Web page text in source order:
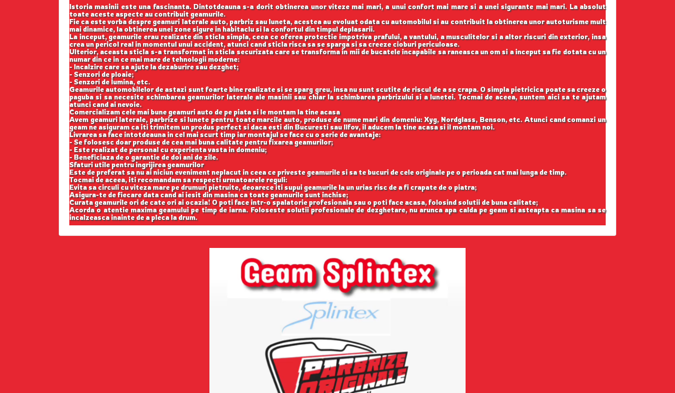
Istoria masinii este una fascinanta. Dintotdeauna s-a dorit obtinerea unor viteze mai mari, a unui confort mai mare si a unei sigurante mai mari. La absolut
toate aceste aspecte au contribuit geamurile.
Fie ca este vorba despre geamuri laterale auto, parbriz sau luneta, acestea au evoluat odata cu automobilul si au contribuit la obtinerea unor autoturisme mult
mai dinamice, la obtinerea unei zone sigure in habitaclu si la confortul din timpul deplasarii.
La inceput, geamurile erau realizate din sticla simpla, ceea ce oferea protectie impotriva prafului, a vantului, a musculitelor si a altor riscuri din exterior, insa
crea un pericol real in momentul unui accident, atunci cand sticla risca sa se sparga si sa creeze cioburi periculoase.
Ulterior, aceasta sticla s-a transformat in sticla securizata care se transforma in mii de bucatele incapabile sa raneasca un om si a inceput sa fie dotata cu un
numar din ce in ce mai mare de tehnologii moderne:
- Incalzire care sa ajute la dezaburire sau dezghet;
- Senzori de ploaie;
- Senzori de lumina, etc.
Geamurile automobilelor de astazi sunt foarte bine realizate si se sparg greu, insa nu sunt scutite de riscul de a se crapa. O simpla pietricica poate sa creeze o
paguba si sa necesite schimbarea geamurilor laterale ale masinii sau chiar la schimbarea parbrizului si a lunetei. Tocmai de aceea, suntem aici sa te ajutam
atunci cand ai nevoie.
Comercializam cele mai bune geamuri auto de pe piata si le montam la tine acasa
Avem geamuri laterale, parbrize si lunete pentru toate marcile auto, produse de nume mari din domeniu: Xyg, Nordglass, Benson, etc. Atunci cand comanzi un
geam ne asiguram ca iti trimitem un produs perfect si daca esti din Bucuresti sau Ilfov, il aducem la tine acasa si il montam noi.
Livrarea sa face intotdeauna in cel mai scurt timp iar montajul se face cu o serie de avantaje:
- Se folosesc doar produse de cea mai buna calitate pentru fixarea geamurilor;
- Este realizat de personal cu experienta vasta in domeniu;
- Beneficiaza de o garantie de doi ani de zile.
Sfaturi utile pentru ingrijirea geamurilor
Este de preferat sa nu ai niciun eveniment neplacut in ceea ce priveste geamurile si sa te bucuri de cele originale pe o perioada cat mai lunga de timp.
Tocmai de aceea, iti recomandam sa respecti urmatoarele reguli:
Evita sa circuli cu viteza mare pe drumuri pietruite, deoarece iti supui geamurile la un urias risc de a fi crapate de o piatra;
Asigura-te de fiecare data cand ai iesit din masina ca toate geamurile sunt inchise;
Curata geamurile ori de cate ori ai ocazia! O poti face intr-o spalatorie profesionala sau o poti face acasa, folosind solutii de buna calitate;
Acorda o atentie maxima geamului pe timp de iarna. Foloseste solutii profesionale de dezghetare, nu arunca apa calda pe geam si asteapta ca masina sa se
incalzeasca inainte de a pleca la drum.